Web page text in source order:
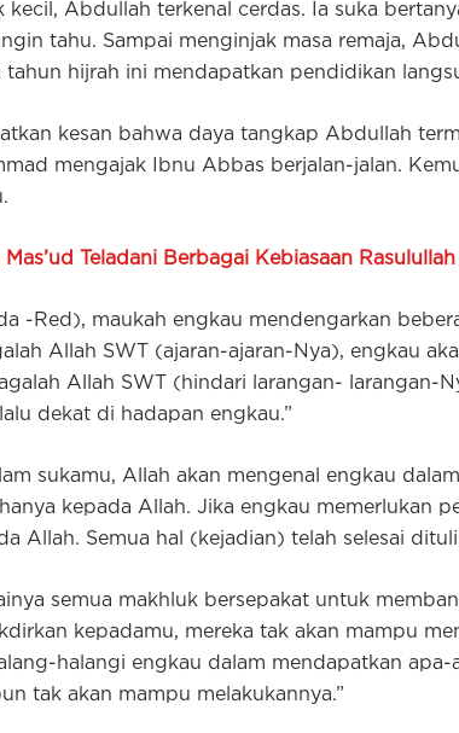
kecil, Abdullah terkenal cerdas. Ia suka
tahu. Sampai menginjak masa remaja,
tahun hijrah ini mendapatkan pendidikan
kesan bahwa daya tangkap Abdullah
mengajak Ibnu Abbas berjalan-jalan.
Teladani Berbagai Kebiasaan Rasulullah
-Red), maukah engkau mendengarkan
Allah SWT (ajaran-ajaran-Nya), engkau
Allah SWT (hindari larangan- larangan-
dekat di hadapan engkau.”
sukamu, Allah akan mengenal engkau
kepada Allah. Jika engkau memerlukan
Allah. Semua hal (kejadian) telah selesai
semua makhluk bersepakat untuk
kepadamu, mereka tak akan mampu
halangi engkau dalam mendapatkan
tak akan mampu melakukannya.”